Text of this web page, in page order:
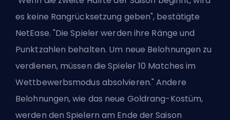
es keine Rangrücksetzung geben", bestätigte
NetEase. "Die Spieler werden ihre Ränge und
Punktzahlen behalten. Um neue Belohnungen zu
verdienen, müssen die Spieler 10 Matches im
Wettbewerbsmodus absolvieren." Andere
Belohnungen, wie das neue Goldrang-Kostüm,
werden den Spielern am Ende der Saison